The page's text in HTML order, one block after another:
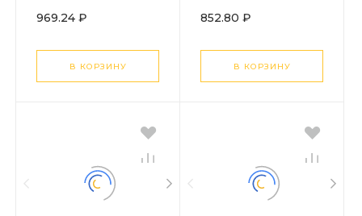
969.24 ₽
В КОРЗИНУ
852.80 ₽
В КОРЗИНУ